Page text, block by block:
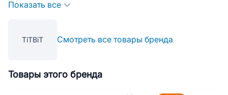
Показать все
TiTBiT Смотреть все товары бренда
Товары этого бренда